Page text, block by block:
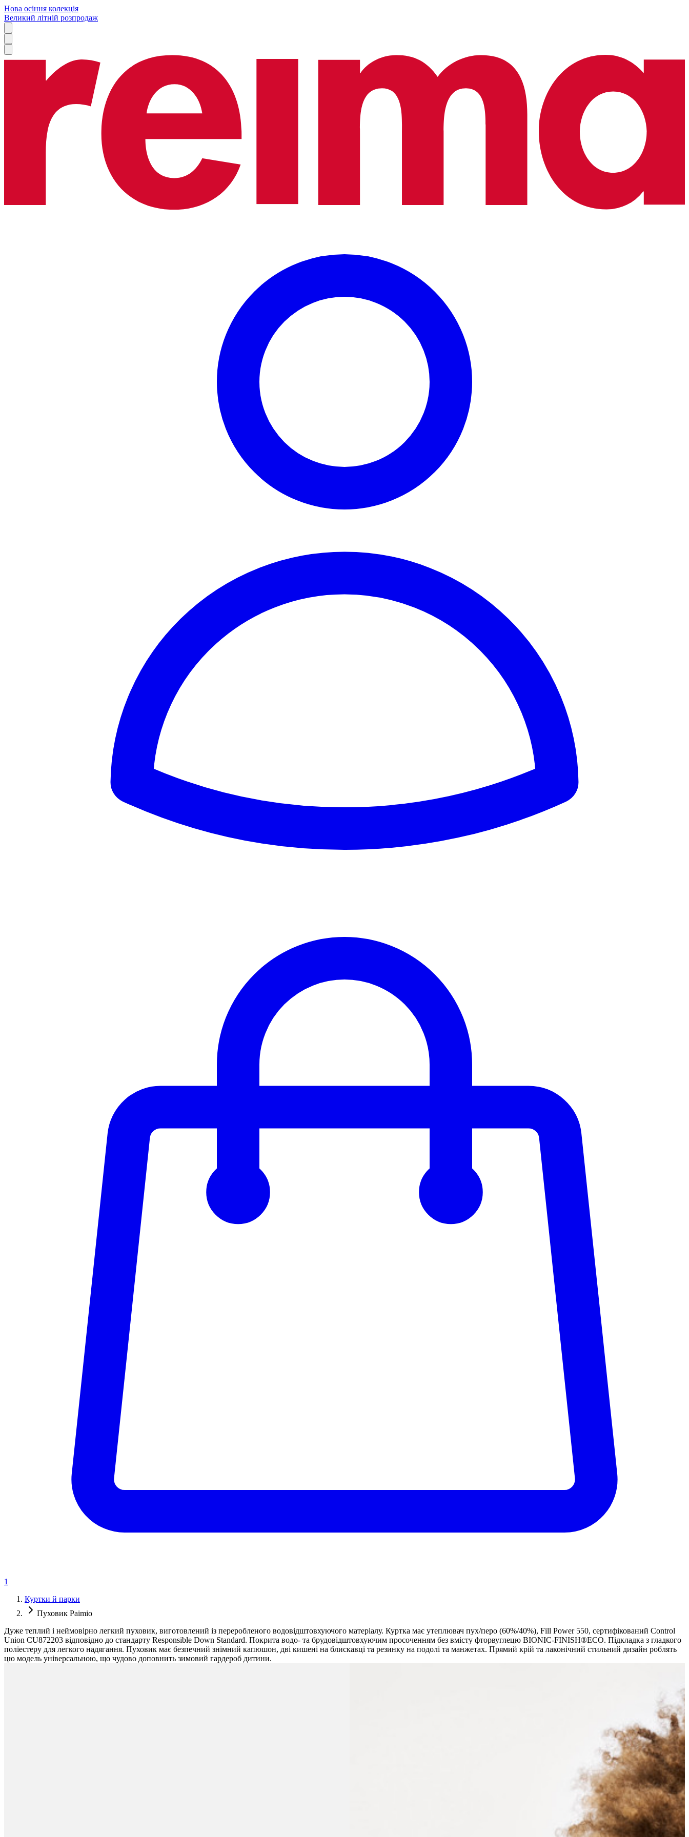
Нова осіння колекція
Великий літній розпродаж
1
Куртки й парки
Пуховик Paimio
Дуже теплий і неймовірно легкий пуховик, виготовлений із переробленого водовідштовхуючого матеріалу. Куртка має утеплювач пух/перо (60%/40%), Fill Power 550, сертифікований Control
Union CU872203 відповідно до стандарту Responsible Down Standard. Покрита водо- та брудовідштовхуючим просоченням без вмісту фторвуглецю BIONIC-FINISH®ECO. Підкладка з гладкого
поліестеру для легкого надягання. Пуховик має безпечний знімний капюшон, дві кишені на блискавці та резинку на подолі та манжетах. Прямий крій та лаконічний стильний дизайн роблять
цю модель універсальною, що чудово доповнить зимовий гардероб дитини.